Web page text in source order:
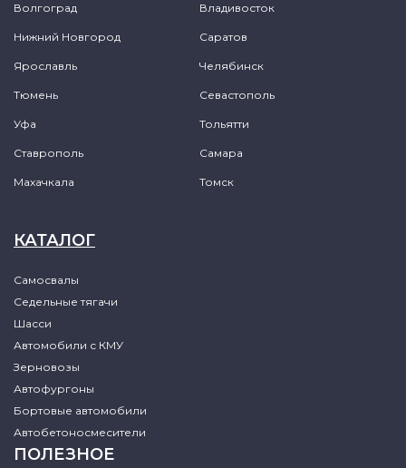
Волгоград Владивосток
Нижний Новгород Саратов
Ярославль Челябинск
Тюмень Севастополь
Уфа Тольятти
Ставрополь Самара
Махачкала Томск
КАТАЛОГ
Самосвалы
Седельные тягачи
Шасси
Автомобили с КМУ
Зерновозы
Автофургоны
Бортовые автомобили
Автобетоносмесители
ПОЛЕЗНОЕ